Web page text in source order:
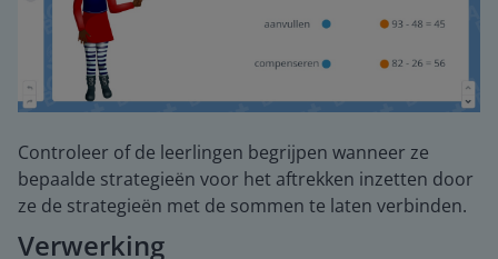
Controleer of de leerlingen begrijpen wanneer ze
bepaalde strategieën voor het aftrekken inzetten door
ze de strategieën met de sommen te laten verbinden.
Verwerking